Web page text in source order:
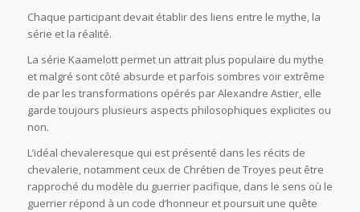
Chaque participant devait établir des liens entre le mythe, la
série et la réalité.
La série Kaamelott permet un attrait plus populaire du mythe
et malgré sont côté absurde et parfois sombres voir extrême
de par les transformations opérés par Alexandre Astier, elle
garde toujours plusieurs aspects philosophiques explicites ou
non.
L’idéal chevaleresque qui est présenté dans les récits de
chevalerie, notamment ceux de Chrétien de Troyes peut être
rapproché du modèle du guerrier pacifique, dans le sens où le
guerrier répond à un code d’honneur et poursuit une quête